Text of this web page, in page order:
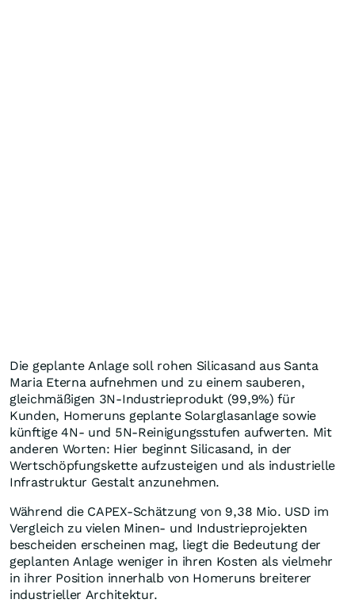
Die geplante Anlage soll rohen Silicasand aus Santa
Maria Eterna aufnehmen und zu einem sauberen,
gleichmäßigen 3N-Industrieprodukt (99,9%) für
Kunden, Homeruns geplante Solarglasanlage sowie
künftige 4N- und 5N-Reinigungsstufen aufwerten. Mit
anderen Worten: Hier beginnt Silicasand, in der
Wertschöpfungskette aufzusteigen und als industrielle
Infrastruktur Gestalt anzunehmen.
Während die CAPEX-Schätzung von 9,38 Mio. USD im
Vergleich zu vielen Minen- und Industrieprojekten
bescheiden erscheinen mag, liegt die Bedeutung der
geplanten Anlage weniger in ihren Kosten als vielmehr
in ihrer Position innerhalb von Homeruns breiterer
industrieller Architektur.